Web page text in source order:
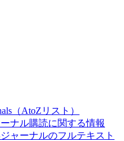
（AtoZリスト）
ナル購読に関する情報
ャーナルのフルテキスト